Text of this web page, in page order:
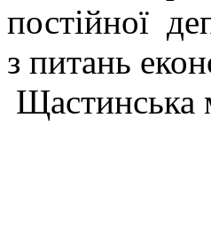
постійної
з питань
Щастинська